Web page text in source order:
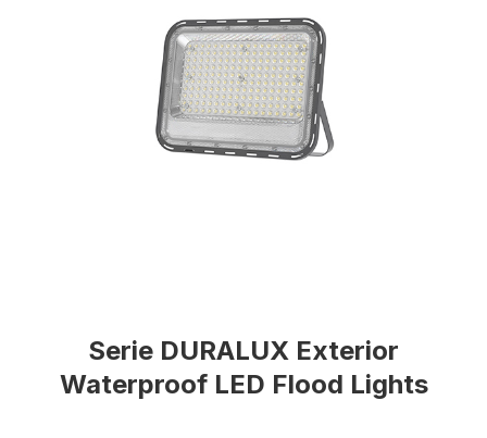
Serie DURALUX Exterior
Waterproof LED Flood Lights